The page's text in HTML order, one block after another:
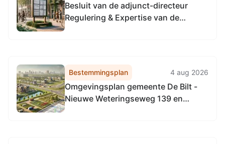
Besluit van de adjunct-directeur
Regulering & Expertise van de
Vervangingsregeling directie
Regulering & Expertise
Omgevingsdienst
Noordzeekanaalgebied
Bestemmingsplan 4 aug 2026
Omgevingsplan gemeente De Bilt -
Nieuwe Weteringseweg 139 en